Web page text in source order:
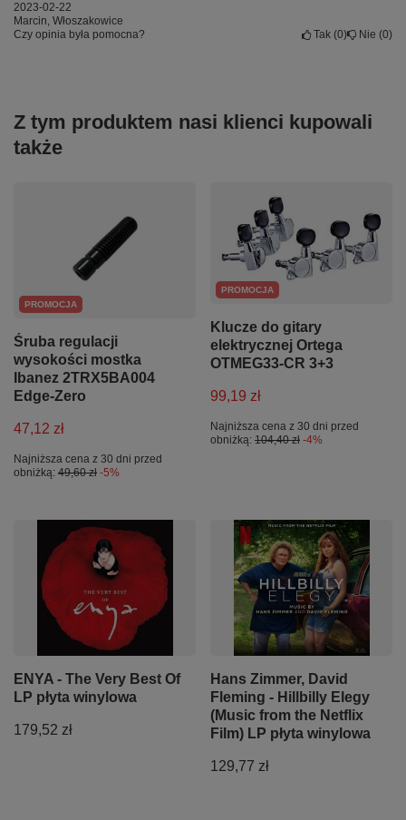
2023-02-22
Marcin, Włoszakowice
Czy opinia była pomocna?
Tak 0 Nie 0
Z tym produktem nasi klienci kupowali
także
PROMOCJA
Śruba regulacji
wysokości mostka
Ibanez 2TRX5BA004
Edge-Zero
47,12 zł
Najniższa cena z 30 dni przed
obniżką: 49,60 zł -5%
PROMOCJA
Klucze do gitary
elektrycznej Ortega
OTMEG33-CR 3+3
99,19 zł
Najniższa cena z 30 dni przed
obniżką: 104,40 zł -4%
ENYA - The Very Best Of
LP płyta winylowa
179,52 zł
Hans Zimmer, David
Fleming - Hillbilly Elegy
(Music from the Netflix
Film) LP płyta winylowa
129,77 zł